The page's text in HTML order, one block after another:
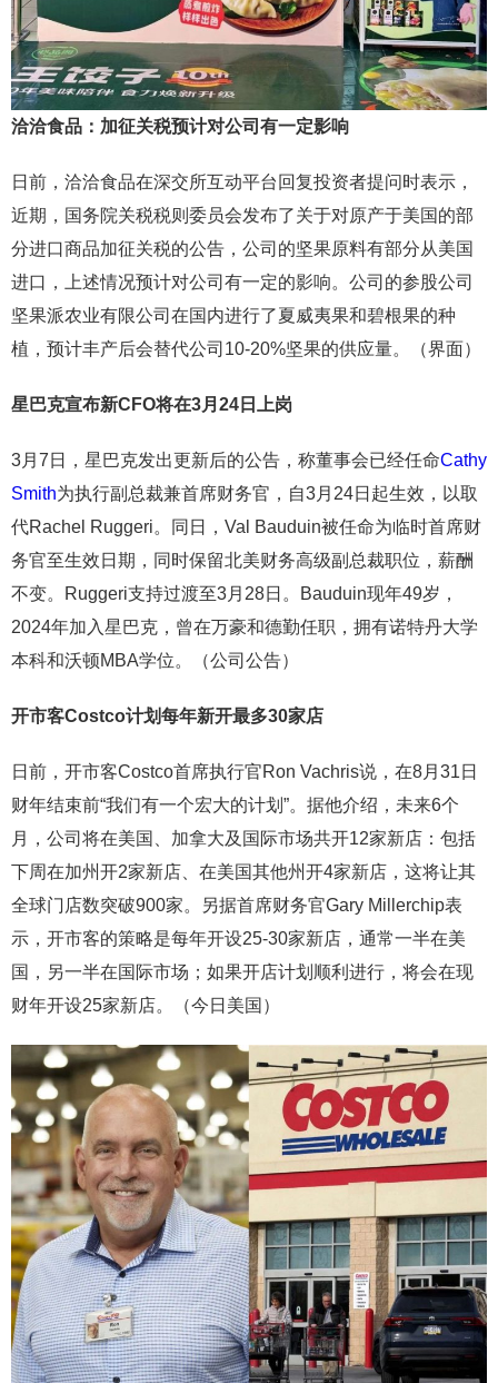
洽洽食品：加征关税预计对公司有一定影响
日前，洽洽食品在深交所互动平台回复投资者提问时表示，
近期，国务院关税税则委员会发布了关于对原产于美国的部
分进口商品加征关税的公告，公司的坚果原料有部分从美国
进口，上述情况预计对公司有一定的影响。公司的参股公司
坚果派农业有限公司在国内进行了夏威夷果和碧根果的种
植，预计丰产后会替代公司10-20%坚果的供应量。（界面）
星巴克宣布新CFO将在3月24日上岗
3月7日，星巴克发出更新后的公告，称董事会已经任命Cathy
Smith为执行副总裁兼首席财务官，自3月24日起生效，以取
代Rachel Ruggeri。同日，Val Bauduin被任命为临时首席财
务官至生效日期，同时保留北美财务高级副总裁职位，薪酬
不变。Ruggeri支持过渡至3月28日。Bauduin现年49岁，
2024年加入星巴克，曾在万豪和德勤任职，拥有诺特丹大学
本科和沃顿MBA学位。（公司公告）
开市客Costco计划每年新开最多30家店
日前，开市客Costco首席执行官Ron Vachris说，在8月31日
财年结束前“我们有一个宏大的计划”。据他介绍，未来6个
月，公司将在美国、加拿大及国际市场共开12家新店：包括
下周在加州开2家新店、在美国其他州开4家新店，这将让其
全球门店数突破900家。另据首席财务官Gary Millerchip表
示，开市客的策略是每年开设25-30家新店，通常一半在美
国，另一半在国际市场；如果开店计划顺利进行，将会在现
财年开设25家新店。（今日美国）